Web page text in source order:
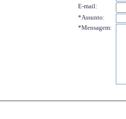
E-mail:
*Assunto:
*Mensagem: